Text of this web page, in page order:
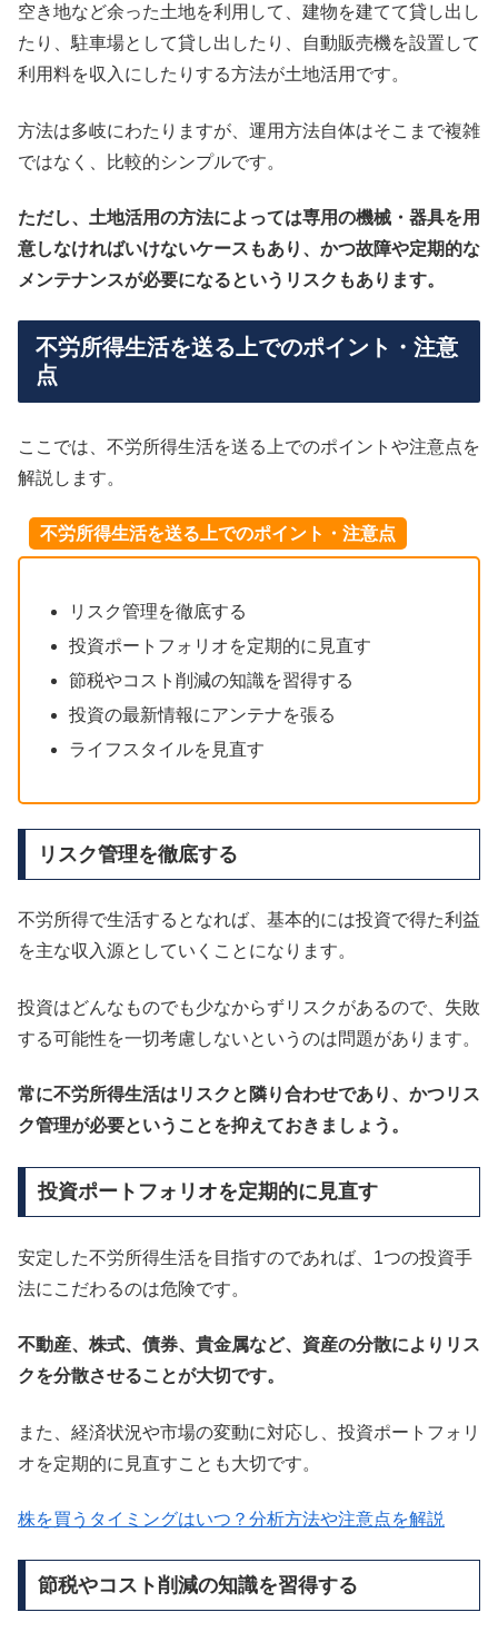
空き地など余った土地を利用して、建物を建てて貸し出し
たり、駐車場として貸し出したり、自動販売機を設置して
利用料を収入にしたりする方法が土地活用です。
方法は多岐にわたりますが、運用方法自体はそこまで複雑
ではなく、比較的シンプルです。
ただし、土地活用の方法によっては専用の機械・器具を用
意しなければいけないケースもあり、かつ故障や定期的な
メンテナンスが必要になるというリスクもあります。
不労所得生活を送る上でのポイント・注意
点
ここでは、不労所得生活を送る上でのポイントや注意点を
解説します。
不労所得生活を送る上でのポイント・注意点
リスク管理を徹底する
投資ポートフォリオを定期的に見直す
節税やコスト削減の知識を習得する
投資の最新情報にアンテナを張る
ライフスタイルを見直す
リスク管理を徹底する
不労所得で生活するとなれば、基本的には投資で得た利益
を主な収入源としていくことになります。
投資はどんなものでも少なからずリスクがあるので、失敗
する可能性を一切考慮しないというのは問題があります。
常に不労所得生活はリスクと隣り合わせであり、かつリス
ク管理が必要ということを抑えておきましょう。
投資ポートフォリオを定期的に見直す
安定した不労所得生活を目指すのであれば、1つの投資手
法にこだわるのは危険です。
不動産、株式、債券、貴金属など、資産の分散によりリス
クを分散させることが大切です。
また、経済状況や市場の変動に対応し、投資ポートフォリ
オを定期的に見直すことも大切です。
株を買うタイミングはいつ？分析方法や注意点を解説
節税やコスト削減の知識を習得する